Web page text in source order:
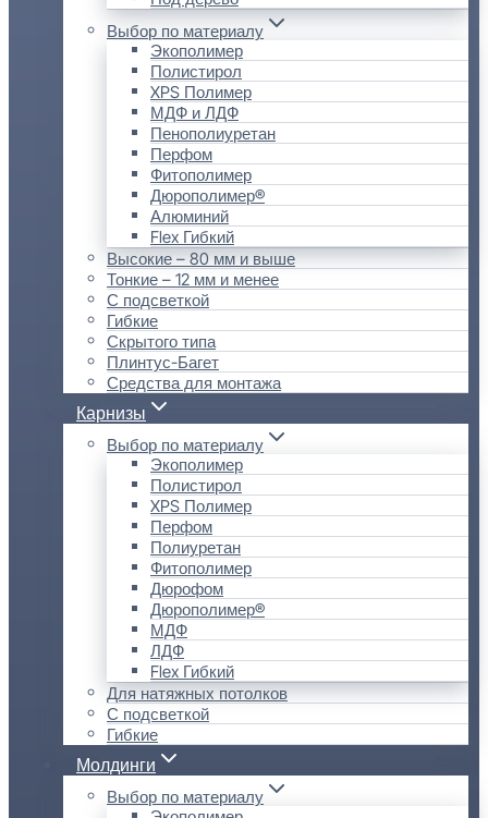
Выбор по материалу
Экополимер
Полистирол
XPS Полимер
МДФ и ЛДФ
Пенополиуретан
Перфом
Фитополимер
Дюрополимер®
Алюминий
Flex Гибкий
Высокие – 80 мм и выше
Тонкие – 12 мм и менее
С подсветкой
Гибкие
Скрытого типа
Плинтус-Багет
Средства для монтажа
Карнизы
Выбор по материалу
Экополимер
Полистирол
XPS Полимер
Перфом
Полиуретан
Фитополимер
Дюрофом
Дюрополимер®
МДФ
ЛДФ
Flex Гибкий
Для натяжных потолков
С подсветкой
Гибкие
Молдинги
Выбор по материалу